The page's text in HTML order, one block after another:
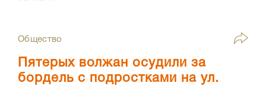
Общество
Пятерых волжан осудили за
бордель с подростками на ул.